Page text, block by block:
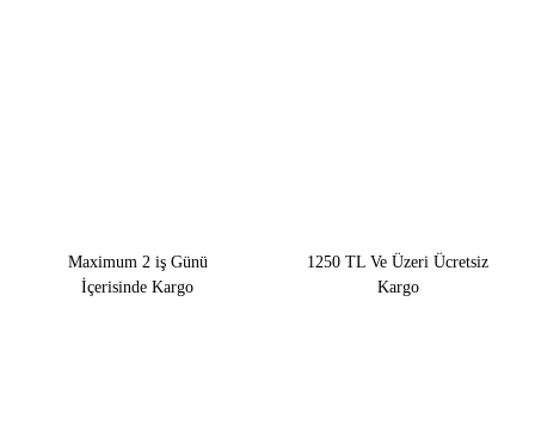
Maximum 2 iş Günü
İçerisinde Kargo
1250 TL Ve Üzeri Ücretsiz
Kargo